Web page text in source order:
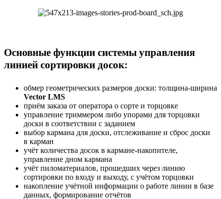
Основные функции системы управления
линией сортировки досок:
обмер геометрических размеров доски: толщина-ширина
Vector LMS
приём заказа от оператора о сорте и торцовке
управление триммером либо упорами для торцовки
доски в соответствии с заданием
выбор кармана для доски, отслеживание и сброс доски
в карман
учёт количества досок в кармане-накопителе,
управление дном кармана
учёт пиломатериалов, прошедших через линию
сортировки по входу и выходу, с учётом торцовки
накопление учётной информации о работе линии в базе
данных, формирование отчётов